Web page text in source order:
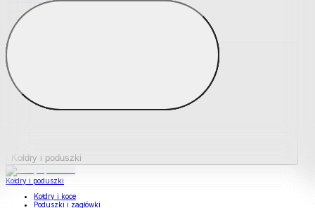
Podkładki na materace
Materace nawierzchniowe
Kołdry i poduszki
Kołdry i poduszki
Kołdry i koce
Poduszki i zagłówki